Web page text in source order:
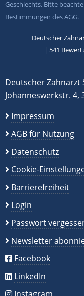
Geschlechts. Bitte
Bestimmungen des AGG.
Deutscher
| 541
Deutscher Zahnarzt
Johanneswerkstr. 4,
Impressum
AGB für Nutzung
Datenschutz
Cookie-
Barrierefreiheit
Login
Passwort
Newsletter
Facebook
LinkedIn